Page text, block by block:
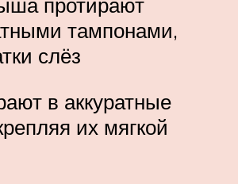
тампонами,
слёз
в аккуратные
их мягкой